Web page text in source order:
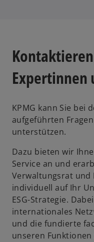
Kontaktieren
Expertinnen
KPMG kann Sie bei
aufgeführten
unterstützen.
Dazu bieten wir
Service an und
Verwaltungsrat und
individuell auf Ihr
ESG-Strategie.
internationales
und die fundierte
unseren Funktionen